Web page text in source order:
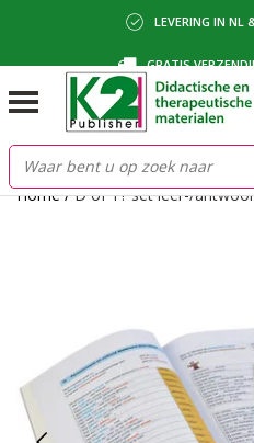
LEVERING IN NL
GRATIS
BETALING VIA IDEAL,
Home/D of T? set leer-/